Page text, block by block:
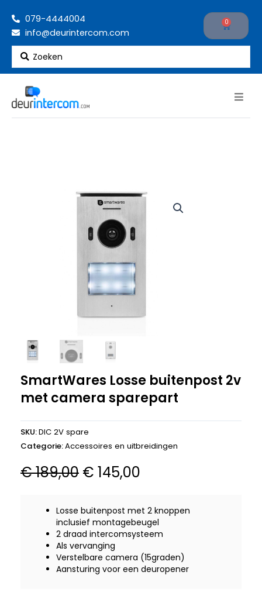
naar
inhoud
079-4444004
info@deurintercom.com
0 Cart
Search
...
SmartWares Losse buitenpost 2v
met camera sparepart
SKU:DIC 2V spare
Categorie:Accessoires en uitbreidingen
€189,00 Oorspronkelijke
was:
€ 189,00.
€ 145,00
is:
€ 145,00.
Losse buitenpost met 2 knoppen
inclusief montagebeugel
2 draad intercomsysteem
Als vervanging
Verstelbare camera (15graden)
Aansturing voor een deuropener